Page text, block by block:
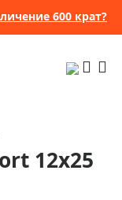
600 крат?
12х25